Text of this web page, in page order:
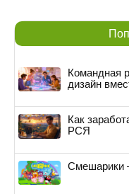
Командная
дизайн
Как
РСЯ
Смешарики